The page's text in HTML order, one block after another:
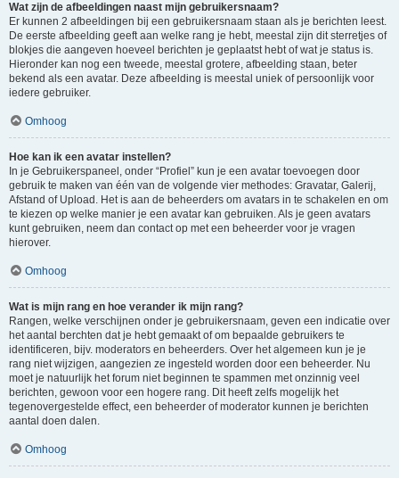
Wat zijn de afbeeldingen naast mijn gebruikersnaam?
Er kunnen 2 afbeeldingen bij een gebruikersnaam staan als je berichten leest.
De eerste afbeelding geeft aan welke rang je hebt, meestal zijn dit sterretjes of
blokjes die aangeven hoeveel berichten je geplaatst hebt of wat je status is.
Hieronder kan nog een tweede, meestal grotere, afbeelding staan, beter
bekend als een avatar. Deze afbeelding is meestal uniek of persoonlijk voor
iedere gebruiker.
Omhoog
Hoe kan ik een avatar instellen?
In je Gebruikerspaneel, onder “Profiel” kun je een avatar toevoegen door
gebruik te maken van één van de volgende vier methodes: Gravatar, Galerij,
Afstand of Upload. Het is aan de beheerders om avatars in te schakelen en om
te kiezen op welke manier je een avatar kan gebruiken. Als je geen avatars
kunt gebruiken, neem dan contact op met een beheerder voor je vragen
hierover.
Omhoog
Wat is mijn rang en hoe verander ik mijn rang?
Rangen, welke verschijnen onder je gebruikersnaam, geven een indicatie over
het aantal berchten dat je hebt gemaakt of om bepaalde gebruikers te
identificeren, bijv. moderators en beheerders. Over het algemeen kun je je
rang niet wijzigen, aangezien ze ingesteld worden door een beheerder. Nu
moet je natuurlijk het forum niet beginnen te spammen met onzinnig veel
berichten, gewoon voor een hogere rang. Dit heeft zelfs mogelijk het
tegenovergestelde effect, een beheerder of moderator kunnen je berichten
aantal doen dalen.
Omhoog